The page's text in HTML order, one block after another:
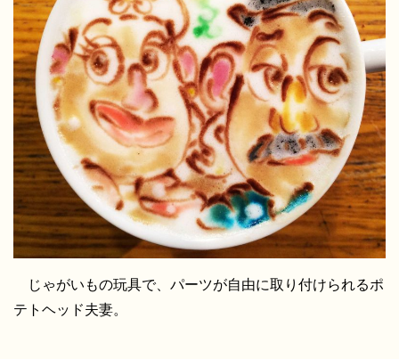
じゃがいもの玩具で、パーツが自由に取り付けられるポ
テトヘッド夫妻。